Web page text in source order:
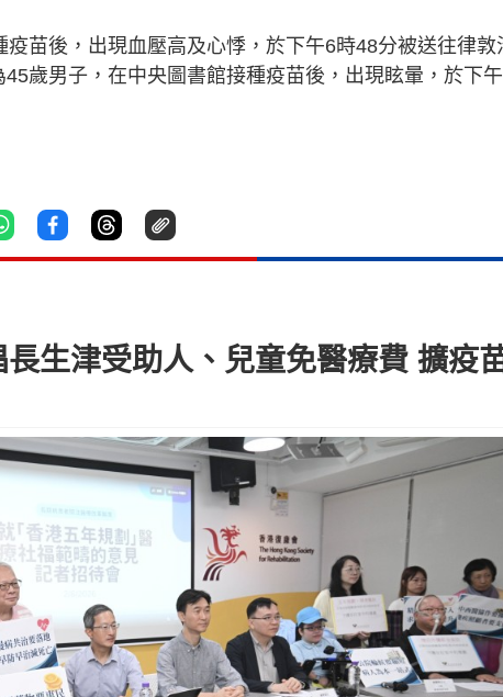
苗後，出現血壓高及心悸，於下午6時48分被送往律敦
歲男子，在中央圖書館接種疫苗後，出現眩暈，於下
生津受助人、兒童免醫療費 擴疫